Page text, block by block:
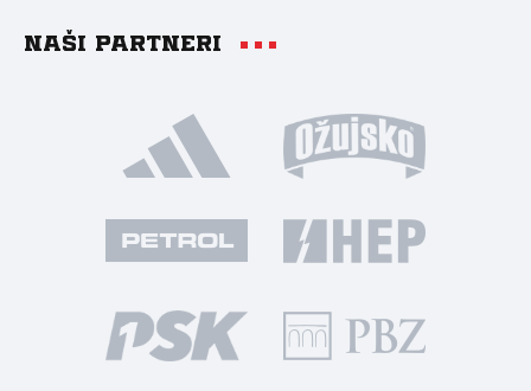
Naši partneri